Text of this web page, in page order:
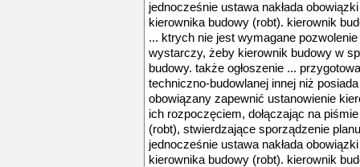
jednocześnie ustawa nakłada
kierownika budowy (robt). kierownik
... ktrych nie jest wymagane
wystarczy, żeby kierownik budowy w
budowy. także ogłoszenie ...
techniczno-budowlanej innej niż
obowiązany zapewnić ustanowienie
ich rozpoczęciem, dołączając na
(robt), stwierdzające sporządzenie
jednocześnie ustawa nakłada
kierownika budowy (robt). kierownik